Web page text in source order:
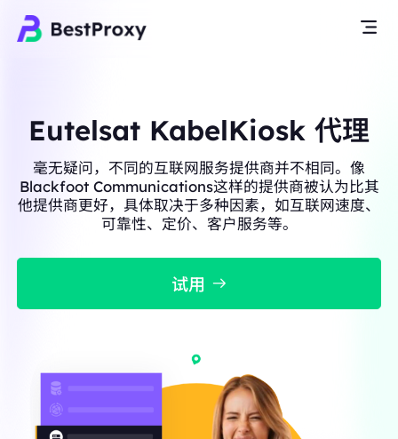
Eutelsat KabelKiosk 代理
毫无疑问，不同的互联网服务提供商并不相同。像
Blackfoot Communications这样的提供商被认为比其
他提供商更好，具体取决于多种因素，如互联网速度、
可靠性、定价、客户服务等。
试用